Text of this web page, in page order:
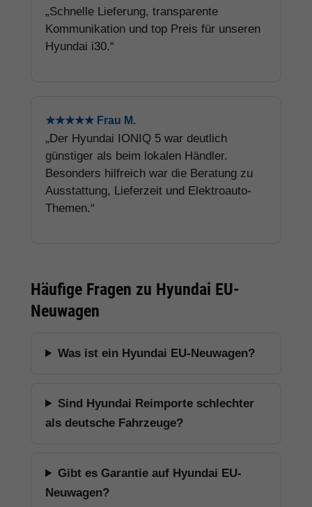
„Schnelle Lieferung, transparente
Kommunikation und top Preis für unseren
Hyundai i30.“
★★★★★ Frau M.
„Der Hyundai IONIQ 5 war deutlich
günstiger als beim lokalen Händler.
Besonders hilfreich war die Beratung zu
Ausstattung, Lieferzeit und Elektroauto-
Themen.“
Häufige Fragen zu Hyundai EU-
Neuwagen
Was ist ein Hyundai EU-Neuwagen?
Sind Hyundai Reimporte schlechter
als deutsche Fahrzeuge?
Gibt es Garantie auf Hyundai EU-
Neuwagen?